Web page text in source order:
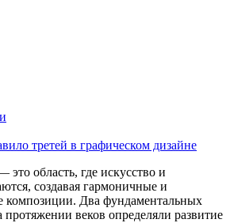
третей в графическом дизайне
область, где искусство и
создавая гармоничные и
композиции. Два фундаментальных
веков определяли развитие